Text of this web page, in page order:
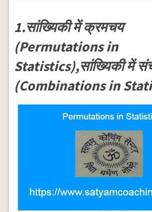
1.सांख्यिकी में क्रमचय
(Permutations in
Statistics),सांख्यिकी में
(Combinations in